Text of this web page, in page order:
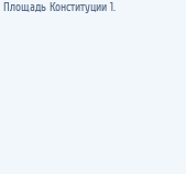
Конституции 1.